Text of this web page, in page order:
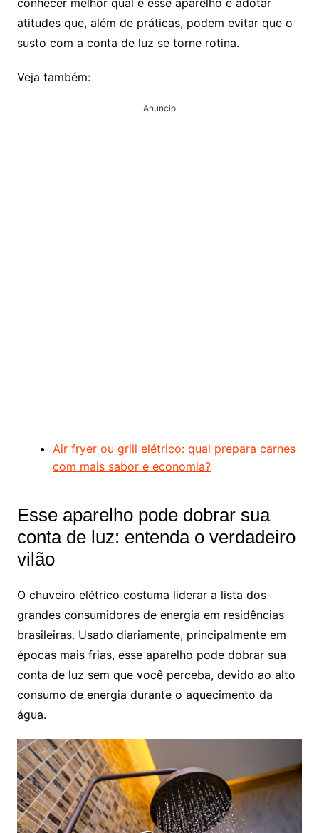
conhecer melhor qual é esse aparelho e adotar
atitudes que, além de práticas, podem evitar que o
susto com a conta de luz se torne rotina.
Veja também:
Anuncio
Air fryer ou grill elétrico: qual prepara carnes
com mais sabor e economia?
Esse aparelho pode dobrar sua
conta de luz: entenda o verdadeiro
vilão
O chuveiro elétrico costuma liderar a lista dos
grandes consumidores de energia em residências
brasileiras. Usado diariamente, principalmente em
épocas mais frias, esse aparelho pode dobrar sua
conta de luz sem que você perceba, devido ao alto
consumo de energia durante o aquecimento da
água.